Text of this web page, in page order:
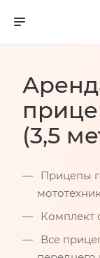
(3,5
Прицепы
Комплект
Все